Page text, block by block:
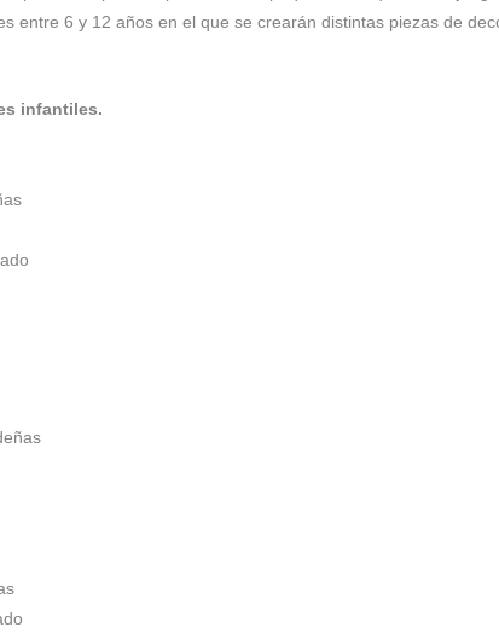
entre 6 y 12 años en el que se crearán distintas piezas de
infantiles.